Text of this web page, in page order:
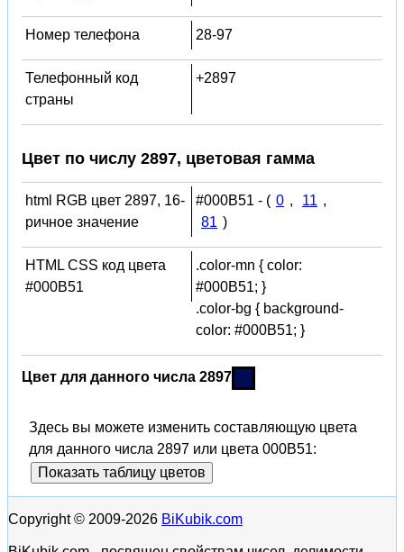
Номер телефона 28-97
Телефонный код
страны
+2897
Цвет по числу 2897, цветовая гамма
html RGB цвет 2897, 16-
ричное значение
#000B51 - ( 0 , 11 ,
81 )
HTML CSS код цвета
#000B51
.color-mn { color:
#000B51; }
.color-bg { background-
color: #000B51; }
Цвет для данного числа 2897
Здесь вы можете изменить составляющую цвета
для данного числа 2897 или цвета 000B51:
Показать таблицу цветов
Copyright © 2009-2026 BiKubik.com